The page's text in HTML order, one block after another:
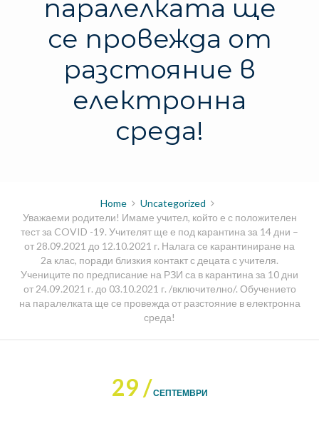
паралелката ще
се провежда от
разстояние в
електронна
среда!
Home
Uncategorized
Уважаеми родители! Имаме учител, който е с положителен
тест за COVID -19. Учителят ще е под карантина за 14 дни –
от 28.09.2021 до 12.10.2021 г. Налага се карантиниране на
2а клас, поради близкия контакт с децата с учителя.
Учениците по предписание на РЗИ са в карантина за 10 дни
от 24.09.2021 г. до 03.10.2021 г. /включително/. Обучението
на паралелката ще се провежда от разстояние в електронна
среда!
29 /СЕПТЕМВРИ